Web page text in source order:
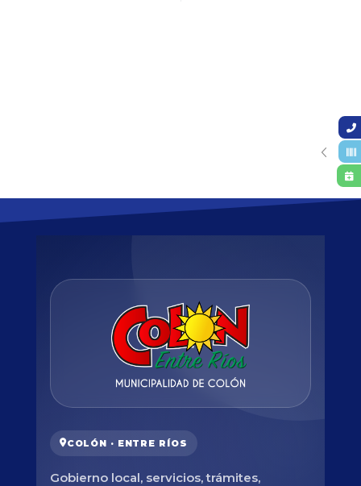
COLÓN · ENTRE RÍOS
Gobierno local, servicios, trámites,